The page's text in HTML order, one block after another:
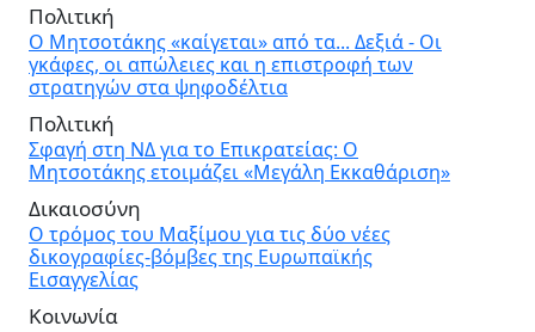
Πολιτική
Ο Μητσοτάκης «καίγεται» από τα... Δεξιά - Οι
γκάφες, οι απώλειες και η επιστροφή των
στρατηγών στα ψηφοδέλτια
Πολιτική
Σφαγή στη ΝΔ για το Επικρατείας: Ο
Μητσοτάκης ετοιμάζει «Μεγάλη Εκκαθάριση»
Δικαιοσύνη
Ο τρόμος του Μαξίμου για τις δύο νέες
δικογραφίες-βόμβες της Ευρωπαϊκής
Εισαγγελίας
Κοινωνία